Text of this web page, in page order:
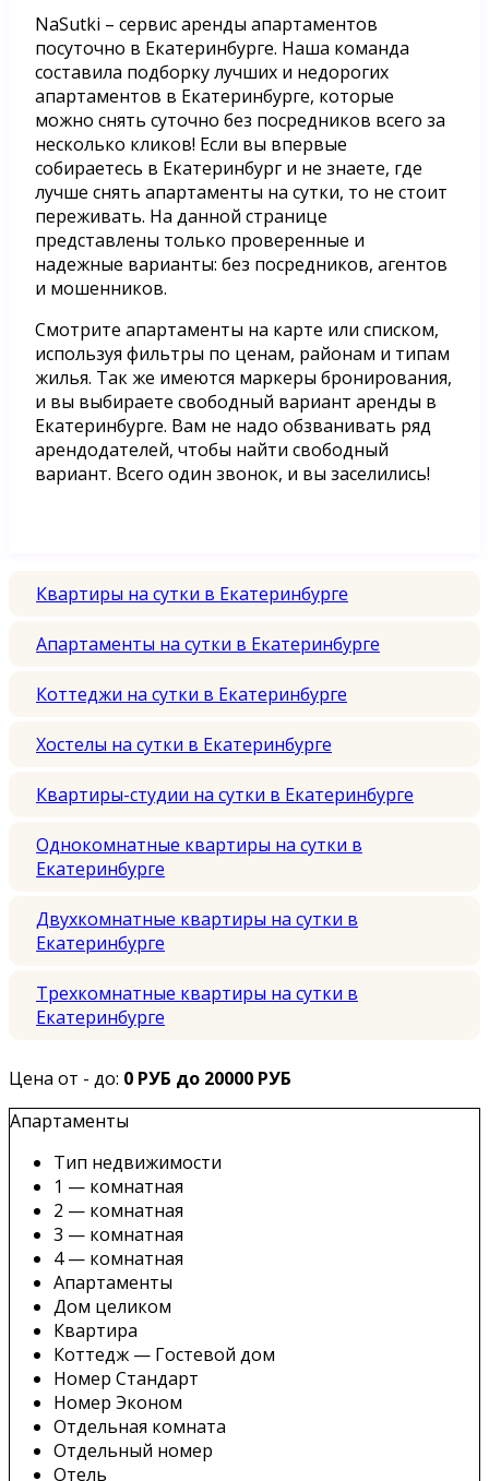
NaSutki – сервис аренды апартаментов
посуточно в Екатеринбурге. Наша команда
составила подборку лучших и недорогих
апартаментов в Екатеринбурге, которые
можно снять суточно без посредников всего за
несколько кликов! Если вы впервые
собираетесь в Екатеринбург и не знаете, где
лучше снять апартаменты на сутки, то не стоит
переживать. На данной странице
представлены только проверенные и
надежные варианты: без посредников, агентов
и мошенников.
Смотрите апартаменты на карте или списком,
используя фильтры по ценам, районам и типам
жилья. Так же имеются маркеры бронирования,
и вы выбираете свободный вариант аренды в
Екатеринбурге. Вам не надо обзванивать ряд
арендодателей, чтобы найти свободный
вариант. Всего один звонок, и вы заселились!
Квартиры на сутки в Екатеринбурге
Апартаменты на сутки в Екатеринбурге
Коттеджи на сутки в Екатеринбурге
Хостелы на сутки в Екатеринбурге
Квартиры-студии на сутки в Екатеринбурге
Однокомнатные квартиры на сутки в
Екатеринбурге
Двухкомнатные квартиры на сутки в
Екатеринбурге
Трехкомнатные квартиры на сутки в
Екатеринбурге
Цена от - до: 0 РУБ до 20000 РУБ
Апартаменты
Тип недвижимости
1 — комнатная
2 — комнатная
3 — комнатная
4 — комнатная
Апартаменты
Дом целиком
Квартира
Коттедж — Гостевой дом
Номер Стандарт
Номер Эконом
Отдельная комната
Отдельный номер
Отель